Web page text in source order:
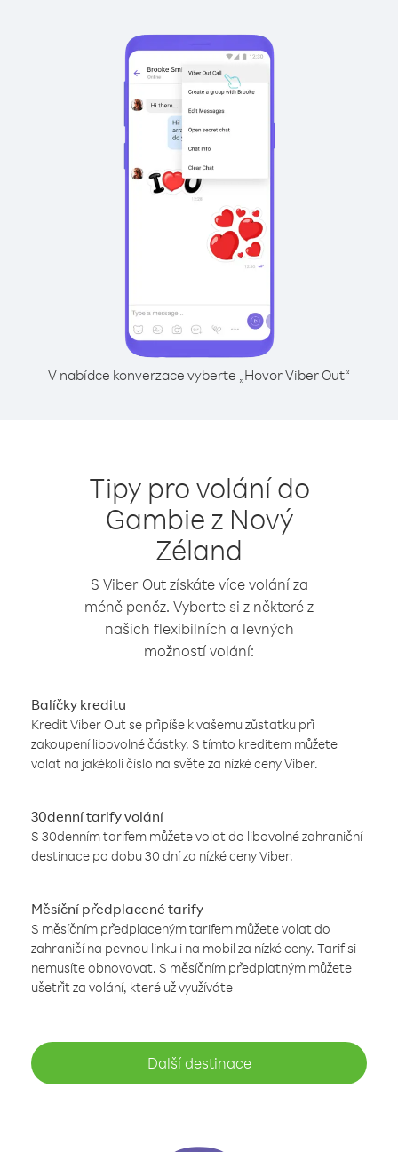
V nabídce konverzace vyberte „Hovor Viber Out“
Tipy pro volání do
Gambie z Nový
Zéland
S Viber Out získáte více volání za
méně peněz. Vyberte si z některé z
našich flexibilních a levných
možností volání:
Balíčky kreditu
Kredit Viber Out se připíše k vašemu zůstatku při
zakoupení libovolné částky. S tímto kreditem můžete
volat na jakékoli číslo na světe za nízké ceny Viber.
30denní tarify volání
S 30denním tarifem můžete volat do libovolné zahraniční
destinace po dobu 30 dní za nízké ceny Viber.
Měsíční předplacené tarify
S měsíčním předplaceným tarifem můžete volat do
zahraničí na pevnou linku i na mobil za nízké ceny. Tarif si
nemusíte obnovovat. S měsíčním předplatným můžete
ušetřit za volání, které už využíváte
Další destinace